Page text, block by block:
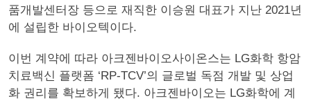
품개발센터장 등으로 재직한 이승원 대표가 지난 2021년
에 설립한 바이오텍이다.
이번 계약에 따라 아크젠바이오사이온스는 LG화학 항암
치료백신 플랫폼 ‘RP-TCV’의 글로벌 독점 개발 및 상업
화 권리를 확보하게 됐다. 아크젠바이오는 LG화학에 계